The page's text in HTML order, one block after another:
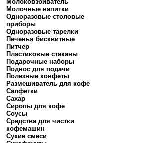
Молоковзбиватель
Молочные напитки
Одноразовые столовые
приборы
Одноразовые тарелки
Печенья бисквитные
Питчер
Пластиковые стаканы
Подарочные наборы
Поднос для подачи
Полезные конфеты
Размешиватель для кофе
Салфетки
Сахар
Сиропы для кофе
Соусы
Средства для чистки
кофемашин
Сухие смеси